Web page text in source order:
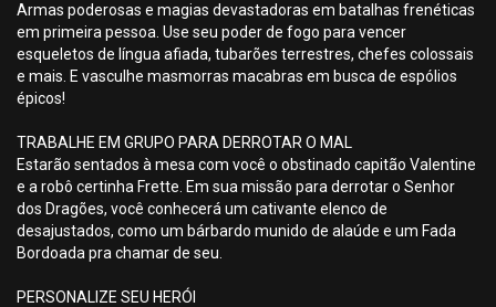
Armas poderosas e magias devastadoras em batalhas frenéticas
em primeira pessoa. Use seu poder de fogo para vencer
esqueletos de língua afiada, tubarões terrestres, chefes colossais
e mais. E vasculhe masmorras macabras em busca de espólios
épicos!
TRABALHE EM GRUPO PARA DERROTAR O MAL
Estarão sentados à mesa com você o obstinado capitão Valentine
e a robô certinha Frette. Em sua missão para derrotar o Senhor
dos Dragões, você conhecerá um cativante elenco de
desajustados, como um bárbardo munido de alaúde e um Fada
Bordoada pra chamar de seu.
PERSONALIZE SEU HERÓI